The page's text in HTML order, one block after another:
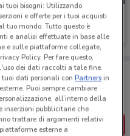
2.2 km
con te!
dei negozi vicino a te,
del risparmio, comodamente
L’APP
tuoi bisogni: Utilizzando
e offerte per i tuoi acquisti
tuo mondo. Tutto questo è
e analisi effettuate in base alle
e sulle piattaforme collegate,
Policy. Per fare questo,
dei dati raccolti a tale fine.
tuoi dati personali conPartnersin
Puoi sempre cambiare
all’interno della
inserzioni pubblicitarie che
trattare di argomenti relativi
esterne a